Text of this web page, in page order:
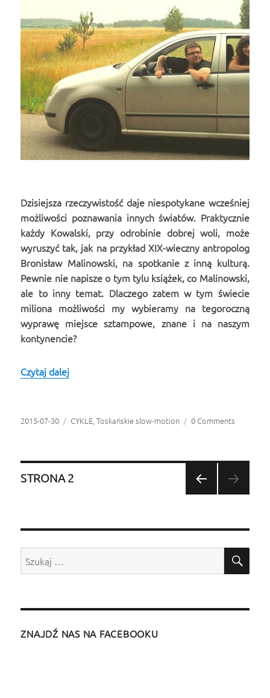
Dzisiejsza rzeczywistość daje niespotykane wcześniej
możliwości poznawania innych światów. Praktycznie
każdy Kowalski, przy odrobinie dobrej woli, może
wyruszyć tak, jak na przykład XIX-wieczny antropolog
Bronisław Malinowski, na spotkanie z inną kulturą.
Pewnie nie napisze o tym tylu książek, co Malinowski,
ale to inny temat. Dlaczego zatem w tym świecie
miliona możliwości my wybieramy na tegoroczną
wyprawę miejsce sztampowe, znane i na naszym
kontynencie?
Czytaj dalej
Opublikowano
2015-07-30 Kategorie
CYKLE ,Toskańskie slow-motion 0 Comments
Nawigacja
STRO
NA
STRONA2
Szukaj:
ZNAJDŹ NAS NA FACEBOOKU